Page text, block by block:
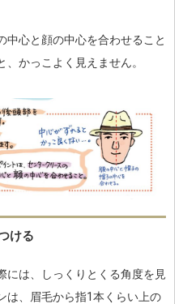
中心と顔の中心を合わせること
かっこよく見えません。
ける
には、しっくりとくる角度を見
は、眉毛から指1本くらい上の